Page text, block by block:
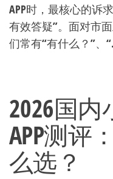
APP时，最核心的诉
有效答疑”。面对市
们常有“有什么？”、
2026国
APP测评
么选？